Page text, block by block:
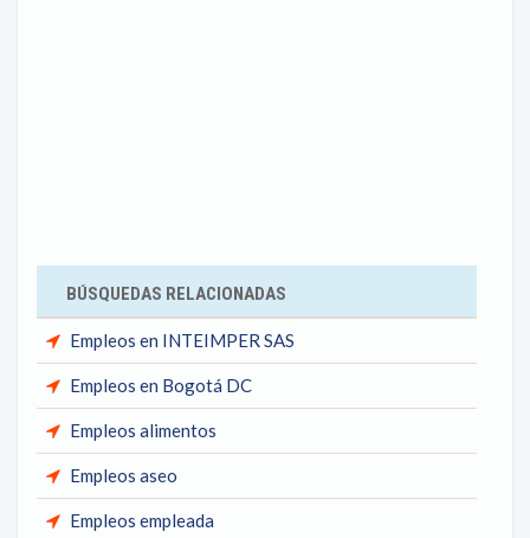
BÚSQUEDAS RELACIONADAS
Empleos en INTEIMPER SAS
Empleos en Bogotá DC
Empleos alimentos
Empleos aseo
Empleos empleada